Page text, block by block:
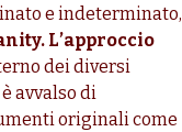
e indeterminato,
L’approccio
dei diversi
avvalso di
originali come